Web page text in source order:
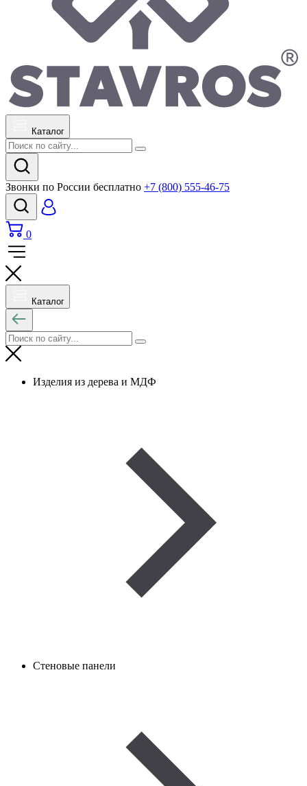
Каталог
Звонки по России бесплатно +7 (800) 555-46-75
0
Каталог
Изделия из дерева и МДФ
Стеновые панели